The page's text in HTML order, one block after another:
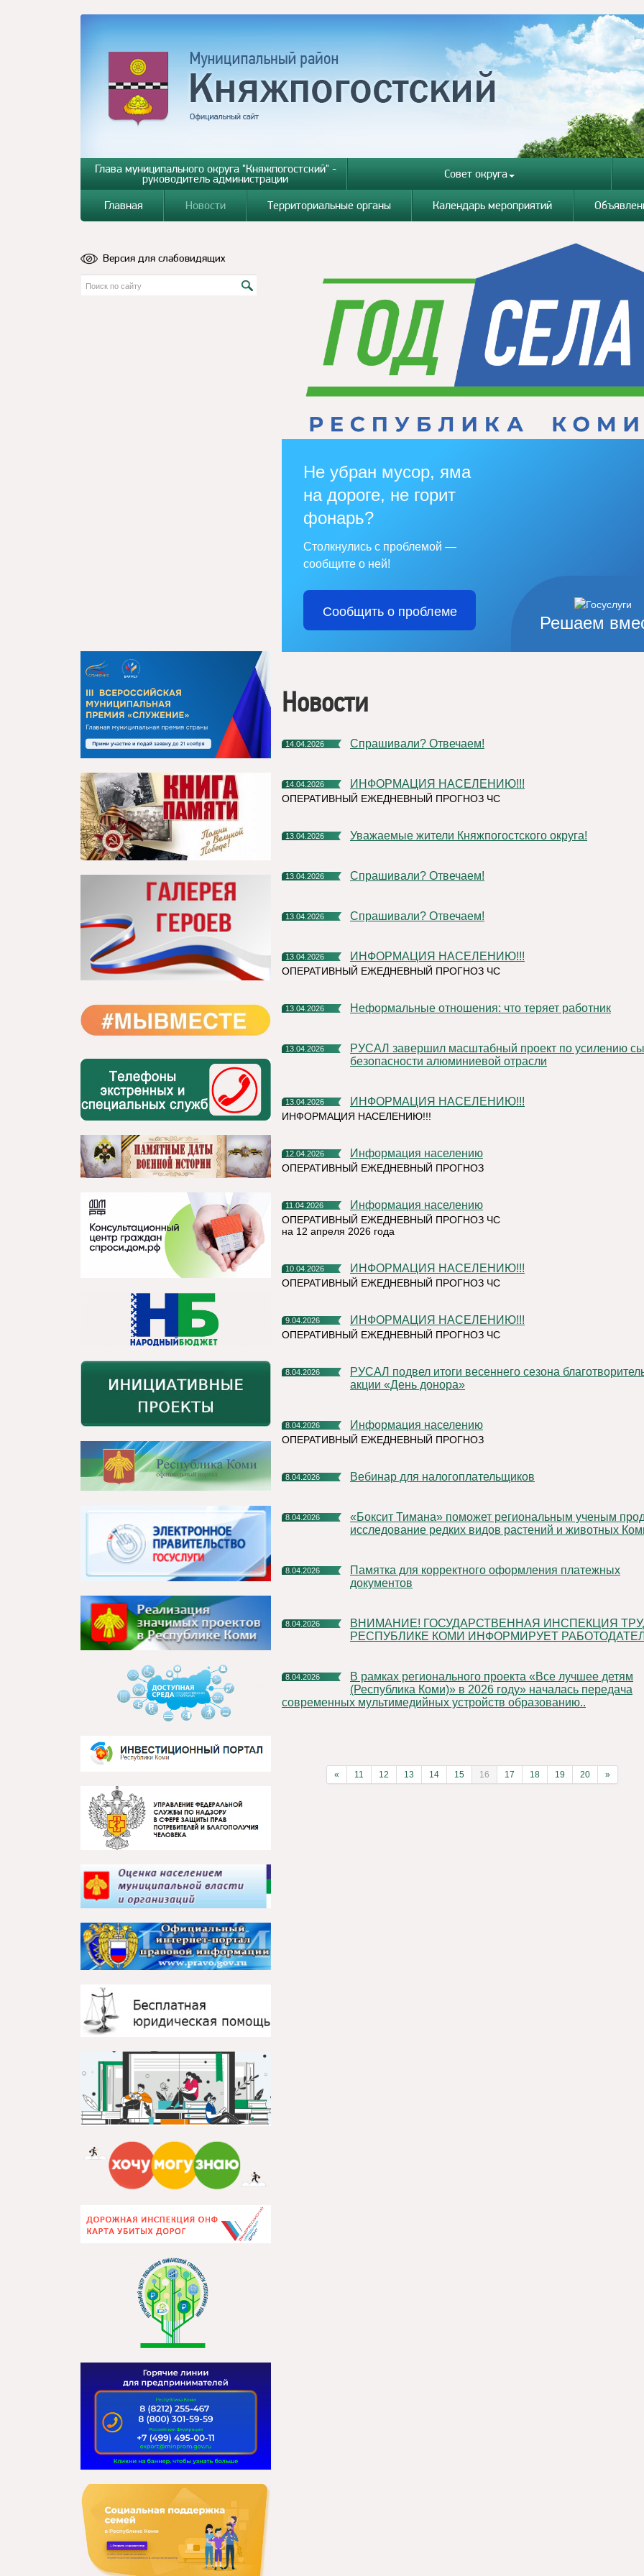
Глава муниципального округа "Княжпогостский" -
руководитель администрации Совет округа
Главная Новости Территориальные органы Календарь мероприятий
Версия для слабовидящих
Решаем
Не убран мусор, яма
на дороге, не горит
фонарь?
Столкнулись с проблемой —
сообщите о ней!
Сообщить о проблеме
Новости
14.04.2026 Спрашивали? Отвечаем!
14.04.2026 ИНФОРМАЦИЯ НАСЕЛЕНИЮ!!!
ОПЕРАТИВНЫЙ ЕЖЕДНЕВНЫЙ ПРОГНОЗ ЧС
13.04.2026 Уважаемые жители Княжпогостского округа!
13.04.2026 Спрашивали? Отвечаем!
13.04.2026 Спрашивали? Отвечаем!
13.04.2026 ИНФОРМАЦИЯ НАСЕЛЕНИЮ!!!
ОПЕРАТИВНЫЙ ЕЖЕДНЕВНЫЙ ПРОГНОЗ ЧС
13.04.2026 Неформальные отношения: что теряет работник
13.04.2026
РУСАЛ завершил масштабный проект по усилению сырьевой
безопасности алюминиевой отрасли
13.04.2026 ИНФОРМАЦИЯ НАСЕЛЕНИЮ!!!
ИНФОРМАЦИЯ НАСЕЛЕНИЮ!!!
12.04.2026 Информация населению
ОПЕРАТИВНЫЙ ЕЖЕДНЕВНЫЙ ПРОГНОЗ
11.04.2026 Информация населению
ОПЕРАТИВНЫЙ ЕЖЕДНЕВНЫЙ ПРОГНОЗ ЧС
на 12 апреля 2026 года
10.04.2026 ИНФОРМАЦИЯ НАСЕЛЕНИЮ!!!
ОПЕРАТИВНЫЙ ЕЖЕДНЕВНЫЙ ПРОГНОЗ ЧС
9.04.2026 ИНФОРМАЦИЯ НАСЕЛЕНИЮ!!!
ОПЕРАТИВНЫЙ ЕЖЕДНЕВНЫЙ ПРОГНОЗ ЧС
8.04.2026
РУСАЛ подвел итоги весеннего сезона благотворительной
акции «День донора»
8.04.2026 Информация населению
ОПЕРАТИВНЫЙ ЕЖЕДНЕВНЫЙ ПРОГНОЗ
8.04.2026 Вебинар для налогоплательщиков
8.04.2026
«Боксит Тимана» поможет региональным ученым продолжить
исследование редких видов растений и животных
8.04.2026
Памятка для корректного оформления платежных
документов
8.04.2026
ВНИМАНИЕ! ГОСУДАРСТВЕННАЯ ИНСПЕКЦИЯ ТРУДА В
РЕСПУБЛИКЕ КОМИ ИНФОРМИРУЕТ
8.04.2026
В рамках регионального проекта «Все лучшее детям
(Республика Коми)» в 2026 году» началась передача
современных мультимедийных устройств образованию..
« 11 12 13 14 15 16 17 18 19 20 »